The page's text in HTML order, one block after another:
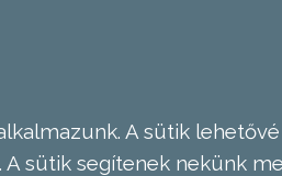
A sütik
sütik segítenek nekünk